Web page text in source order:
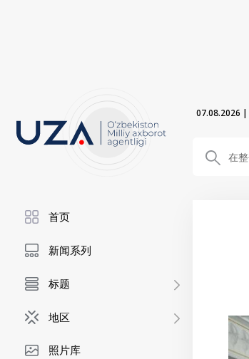
07.08.2026 |
首页
新闻系列
标题
地区
照片库